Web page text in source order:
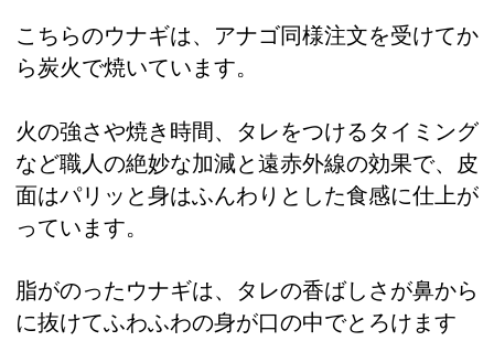
こちらのウナギは、アナゴ同様注文を受けてか
ら炭火で焼いています。
火の強さや焼き時間、タレをつけるタイミング
など職人の絶妙な加減と遠赤外線の効果で、皮
面はパリッと身はふんわりとした食感に仕上が
っています。
脂がのったウナギは、タレの香ばしさが鼻から
に抜けてふわふわの身が口の中でとろけます